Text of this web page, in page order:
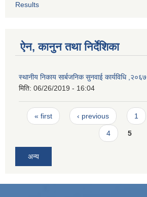
Results
ऐन, कानुन तथा निर्देशिका
स्थानीय निकाय सार्बजनिक सुनवाई कार्यविधि ,२०६७
मिति: 06/26/2019 - 16:04
Pages
« first ‹ previous 1
4 5
अन्य